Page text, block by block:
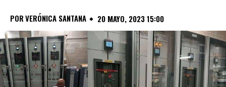
PORVERÓNICA SANTANA 20 MAYO, 2023 15:00